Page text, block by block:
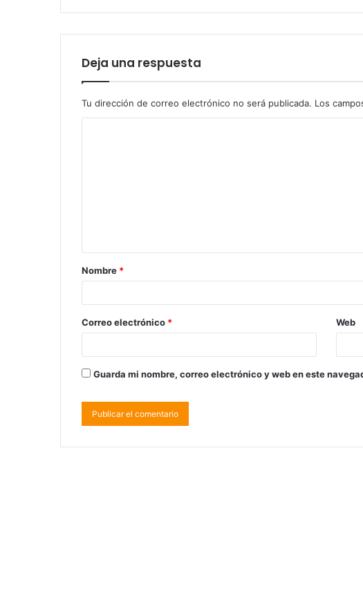
Deja una respuesta
Tu dirección de correo electrónico no será publicada. Los
Nombre *
Correo electrónico * Web
Guarda mi nombre, correo electrónico y web en este